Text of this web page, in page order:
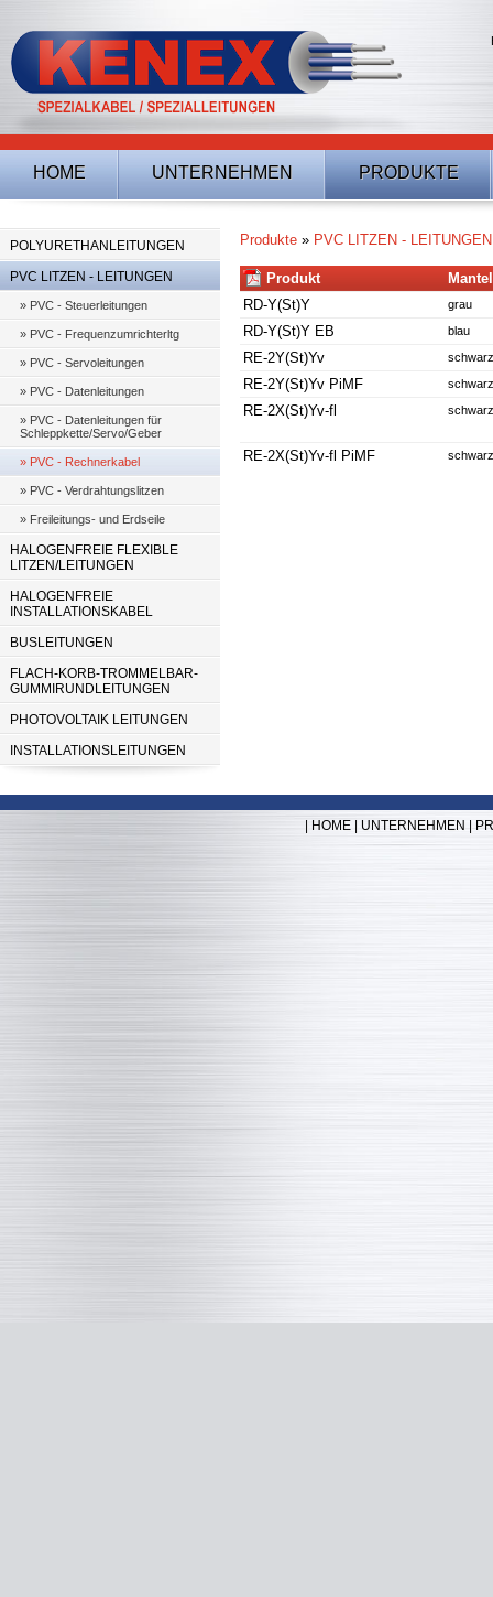
HOME UNTERNEHMEN PRODUKTE
POLYURETHANLEITUNGEN
PVC LITZEN - LEITUNGEN
» PVC - Steuerleitungen
» PVC - Frequenzumrichterltg
» PVC - Servoleitungen
» PVC - Datenleitungen
» PVC - Datenleitungen für
Schleppkette/Servo/Geber
» PVC - Rechnerkabel
» PVC - Verdrahtungslitzen
» Freileitungs- und Erdseile
HALOGENFREIE FLEXIBLE
LITZEN/LEITUNGEN
HALOGENFREIE
INSTALLATIONSKABEL
BUSLEITUNGEN
FLACH-KORB-TROMMELBAR-
GUMMIRUNDLEITUNGEN
PHOTOVOLTAIK LEITUNGEN
INSTALLATIONSLEITUNGEN
Produkte » PVC LITZEN - LEITUNGEN
Produkt
RD-Y(St)Y
grau
RD-Y(St)Y EB blau
RE-2Y(St)Yv
RE-2Y(St)Yv PiMF
RE-2X(St)Yv-fl
RE-2X(St)Yv-fl PiMF
HOME| UNTERNEHMEN